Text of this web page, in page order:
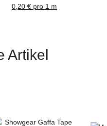
0,20 € pro 1 m
Artikel